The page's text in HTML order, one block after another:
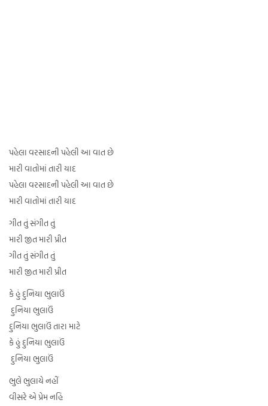
પહેલા વરસાદની પહેલી આ વાત છે
મારી વાતોમાં તારી યાદ
પહેલા વરસાદની પહેલી આ વાત છે
મારી વાતોમાં તારી યાદ
ગીત તું સંગીત તું
મારી જીત મારી પ્રીત
ગીત તું સંગીત તું
મારી જીત મારી પ્રીત
કે હું દુનિયા ભુલાઉં
દુનિયા ભુલાઉં
દુનિયા ભુલાઉં તારા માટે
કે હું દુનિયા ભુલાઉં
દુનિયા ભુલાઉં
ભુલે ભુલાયે નહીં
વીસરે એ પ્રેમ નહિ